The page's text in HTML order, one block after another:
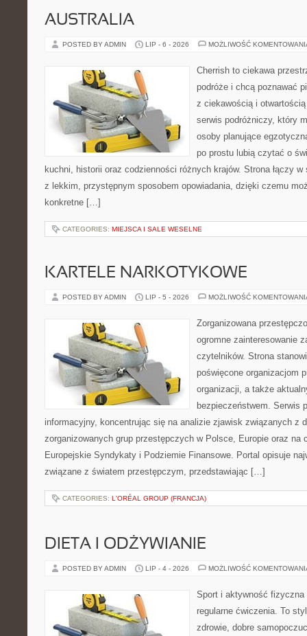
AUSTRALIA
POSTED BY ADMIN LIP - 6 - 2026 MOŻLIWOŚĆ
Cherrish to ciekawa
podróże i chcą poznawać
z ciekawością i
serwis podróżniczy, który
osoby planujące
po prostu lubią czytać o
kuchni, historii oraz codzienności różnych krajów. Strona łączy
z lekkim, przystępnym sposobem opowiadania, dzięki czemu
konkretne […]
CATEGORIES: MIEJSCA I SALE WESELNE
KARTELE NARKOTYKOWE
POSTED BY ADMIN LIP - 5 - 2026 MOŻLIWOŚĆ
Zorganizowana
ogromne zainteresowanie
czytelników. Strona
poświęcone organizacjom
organizacji, a także
bezpieczeństwem. Serwis
informacyjny, koncentrując się na analizie zjawisk związanych z
zorganizowanych grup przestępczych w Polsce, Europie oraz na
Europejskie Syndykaty i Podziemie Finansowe. Portal opisuje
związane z światem przestępczym, przedstawiając […]
CATEGORIES: L'ORÉAL GROUP (FRANCJA)
DIETA I ODŻYWIANIE
POSTED BY ADMIN LIP - 4 - 2026 MOŻLIWOŚĆ
Sport i aktywność
regularne ćwiczenia. To
zdrowie, dobre